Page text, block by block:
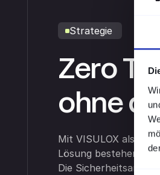
Strategie
Zero
ohne
Mit VISULOX als
Lösung bestehende
Die